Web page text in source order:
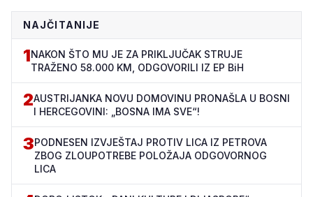
NAJČITANIJE
1NAKON ŠTO MU JE ZA PRIKLJUČAK STRUJE
TRAŽENO 58.000 KM, ODGOVORILI IZ EP BiH
2AUSTRIJANKA NOVU DOMOVINU PRONAŠLA U BOSNI
I HERCEGOVINI: „BOSNA IMA SVE“!
3PODNESEN IZVJEŠTAJ PROTIV LICA IZ PETROVA
ZBOG ZLOUPOTREBE POLOŽAJA ODGOVORNOG
LICA